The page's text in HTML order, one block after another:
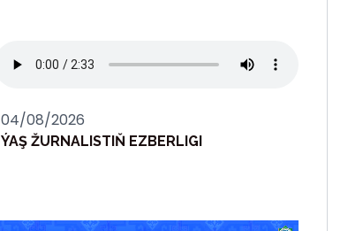
04/08/2026
ÝAŞ ŽURNALISTIŇ EZBERLIGI